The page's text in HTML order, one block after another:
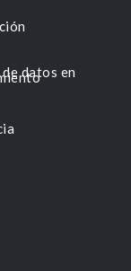
datos en